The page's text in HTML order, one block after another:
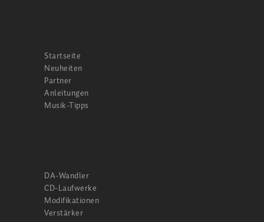
Startseite
Neuheiten
Partner
Anleitungen
Musik-Tipps
DA-Wandler
CD-Laufwerke
Modifikationen
Verstärker